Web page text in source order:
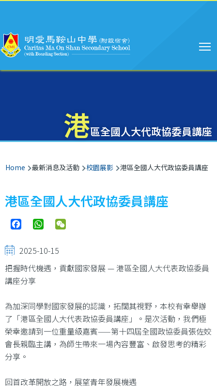
港區全國人大代政協委員講座
Breadcrumb
Home 最新消息及活動 校園展影 港區全國人大代政協委員講座
港區全國人大代政協委員講座
FacebookWhatsApp
2025-10-15
把握時代機遇，貢獻國家發展 — 港區全國人大代表政協委員
講座分享
為加深同學對國家發展的認識，拓闊其視野，本校有幸舉辦
了「港區全國人大代表政協委員講座」。是次活動，我們極
榮幸邀請到一位重量級嘉賓——第十四屆全國政協委員張佐姣
會長親臨主講，為師生帶來一場內容豐富、啟發思考的精彩
分享。
回首改革開放之路，展望青年發展機遇